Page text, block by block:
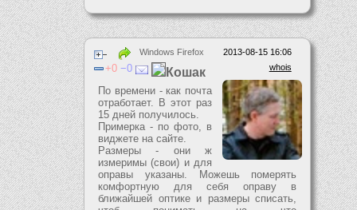
2013-08-15 16:06
Windows Firefox
whois
0 0 Кошак
По времени - как почта
отработает. В этот раз
15 дней получилось.
Примерка - по фото, в
виджете на сайте.
Размеры - они ж
измеримы (свои) и для
оправы указаны. Можешь померять
комфортную для себя оправу в
ближайшей оптике и размеры списать,